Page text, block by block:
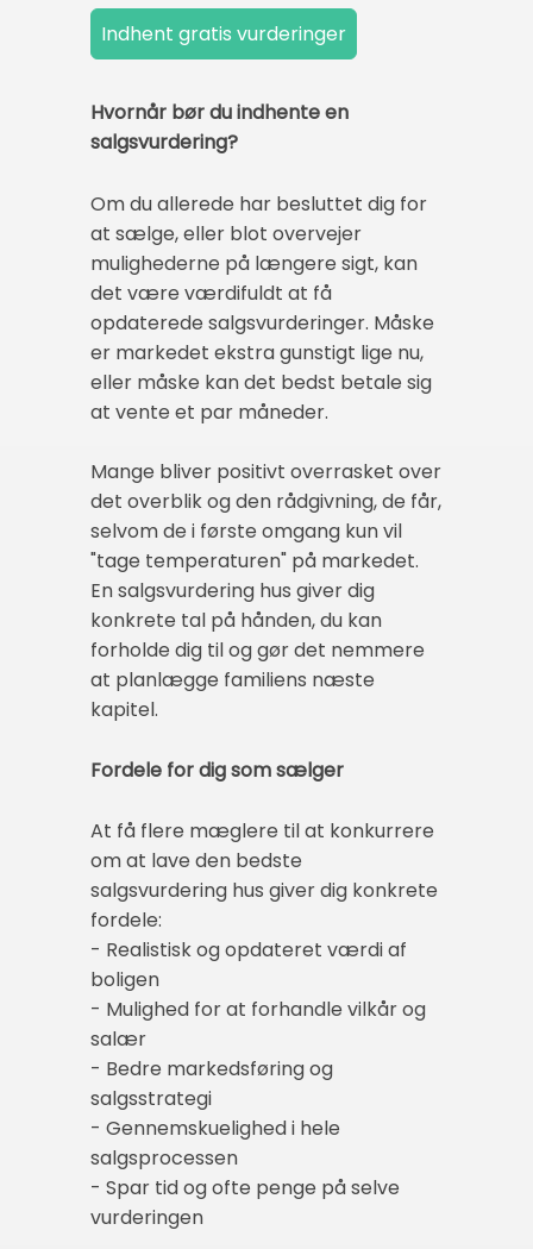
Hvornår bør du indhente en
salgsvurdering?
Om du allerede har besluttet dig for
at sælge, eller blot overvejer
mulighederne på længere sigt, kan
det være værdifuldt at få
opdaterede salgsvurderinger. Måske
er markedet ekstra gunstigt lige nu,
eller måske kan det bedst betale sig
at vente et par måneder.
Mange bliver positivt overrasket over
det overblik og den rådgivning, de får,
selvom de i første omgang kun vil
"tage temperaturen" på markedet.
En salgsvurdering hus giver dig
konkrete tal på hånden, du kan
forholde dig til og gør det nemmere
at planlægge familiens næste
kapitel.
Fordele for dig som sælger
At få flere mæglere til at konkurrere
om at lave den bedste
salgsvurdering hus giver dig konkrete
fordele:
- Realistisk og opdateret værdi af
boligen
- Mulighed for at forhandle vilkår og
salær
- Bedre markedsføring og
salgsstrategi
- Gennemskuelighed i hele
salgsprocessen
- Spar tid og ofte penge på selve
vurderingen